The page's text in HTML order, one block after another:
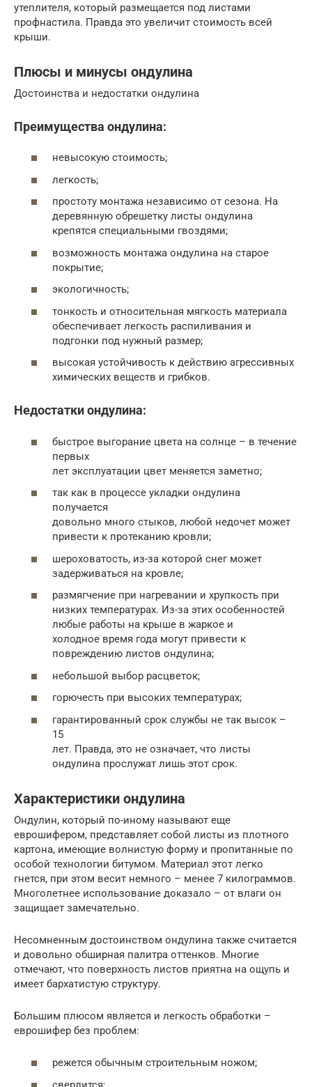
утеплителя, который размещается под листами
профнастила. Правда это увеличит стоимость всей
крыши.
Плюсы и минусы ондулина
Достоинства и недостатки ондулина
Преимущества ондулина:
невысокую стоимость;
легкость;
простоту монтажа независимо от сезона. На
деревянную обрешетку листы ондулина
крепятся специальными гвоздями;
возможность монтажа ондулина на старое
покрытие;
экологичность;
тонкость и относительная мягкость материала
обеспечивает легкость распиливания и
подгонки под нужный размер;
высокая устойчивость к действию агрессивных
химических веществ и грибков.
Недостатки ондулина:
быстрое выгорание цвета на солнце – в течение
первых
лет эксплуатации цвет меняется заметно;
так как в процессе укладки ондулина
получается
довольно много стыков, любой недочет может
привести к протеканию кровли;
шероховатость, из-за которой снег может
задерживаться на кровле;
размягчение при нагревании и хрупкость при
низких температурах. Из-за этих особенностей
любые работы на крыше в жаркое и
холодное время года могут привести к
повреждению листов ондулина;
небольшой выбор расцветок;
горючесть при высоких температурах;
гарантированный срок службы не так высок –
15
лет. Правда, это не означает, что листы
ондулина прослужат лишь этот срок.
Характеристики ондулина
Ондулин, который по-иному называют еще
еврошифером, представляет собой листы из плотного
картона, имеющие волнистую форму и пропитанные по
особой технологии битумом. Материал этот легко
гнется, при этом весит немного – менее 7 килограммов.
Многолетнее использование доказало – от влаги он
защищает замечательно.
Несомненным достоинством ондулина также считается
и довольно обширная палитра оттенков. Многие
отмечают, что поверхность листов приятна на ощупь и
имеет бархатистую структуру.
Большим плюсом является и легкость обработки –
еврошифер без проблем:
режется обычным строительным ножом;